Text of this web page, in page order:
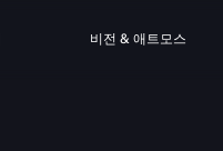
비전 & 애트모스